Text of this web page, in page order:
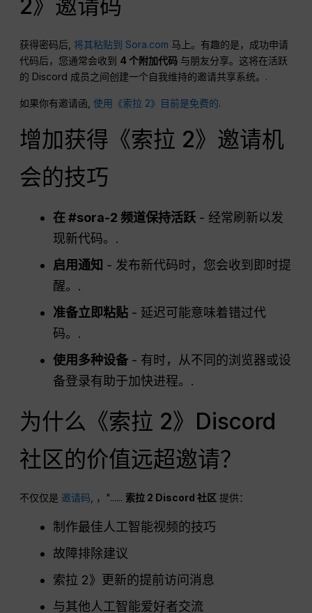
2》邀请码
获得密码后, 将其粘贴到 Sora.com 马上。有趣的是，成功申请
代码后，您通常会收到 4 个附加代码 与朋友分享。这将在活跃
的 Discord 成员之间创建一个自我维持的邀请共享系统。.
如果你有邀请函,使用《索拉 2》目前是免费的.
增加获得《索拉 2》邀请机
会的技巧
在 #sora-2 频道保持活跃 - 经常刷新以发
现新代码。.
启用通知 - 发布新代码时，您会收到即时提
醒。.
准备立即粘贴 - 延迟可能意味着错过代
码。.
使用多种设备 - 有时，从不同的浏览器或设
备登录有助于加快进程。.
为什么《索拉 2》Discord
社区的价值远超邀请？
不仅仅是 邀请码 , ，"...... 索拉 2 Discord 社区 提供：
制作最佳人工智能视频的技巧
故障排除建议
索拉 2》更新的提前访问消息
与其他人工智能爱好者交流